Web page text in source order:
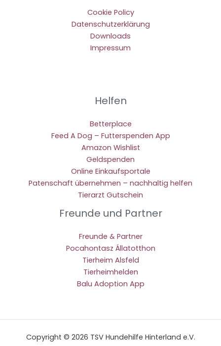
Cookie Policy
Datenschutzerklärung
Downloads
Impressum
Helfen
Betterplace
Feed A Dog – Futterspenden App
Amazon Wishlist
Geldspenden
Online Einkaufsportale
Patenschaft übernehmen – nachhaltig helfen
Tierarzt Gutschein
Freunde und Partner
Freunde & Partner
Pocahontasz Állatotthon
Tierheim Alsfeld
Tierheimhelden
Balu Adoption App
Copyright © 2026 TSV Hundehilfe Hinterland e.V.